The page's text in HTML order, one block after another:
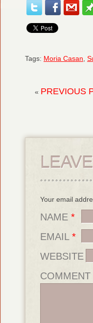
Tags: Moria Casan
« PREVIOUS
Your email
NAME *
EMAIL *
WEBSITE
COMMENT